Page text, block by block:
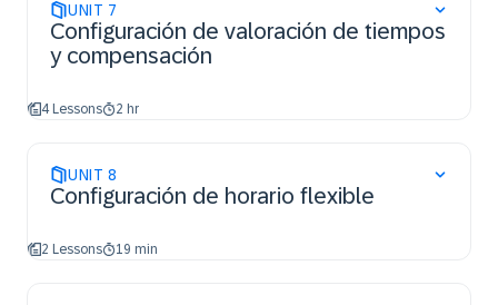
UNIT 7
Configuración de valoración de tiempos
y compensación
4 Lessons 2 hr
UNIT 8
Configuración de horario flexible
2 Lessons 19 min